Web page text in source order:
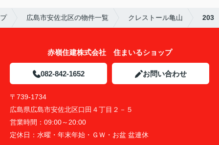
広島市安佐北区の物件一覧 クレストール亀山 203
赤嶺住建株式会社 住まいるショップ
082-842-1652 お問い合わせ
〒739-1734
広島県広島市安佐北区口田４丁目２－５
営業時間： 09:00～20:00
定休日： 水曜・年末年始・ＧＷ・お盆 盆連休